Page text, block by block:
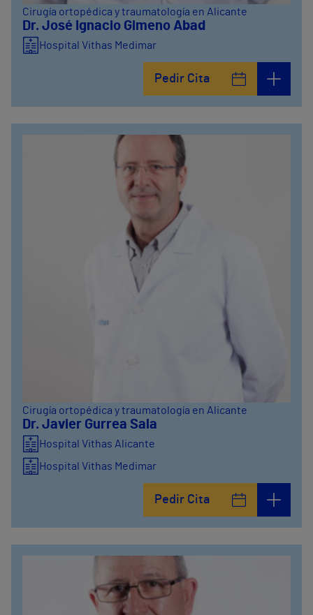
Cirugía ortopédica y traumatología en Alicante
Dr. José Ignacio Gimeno Abad
Hospital Vithas Medimar
Pedir Cita
Cirugía ortopédica y traumatología en Alicante
Dr. Javier Gurrea Sala
Hospital Vithas Alicante
Hospital Vithas Medimar
Pedir Cita